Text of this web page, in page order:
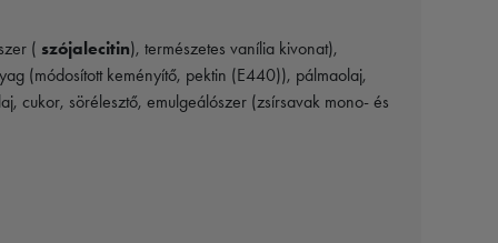
( szójalecitin), természetes vanília kivonat),
(módosított keményítő, pektin (E440)), pálmaolaj,
cukor, sörélesztő, emulgeálószer (zsírsavak mono- és